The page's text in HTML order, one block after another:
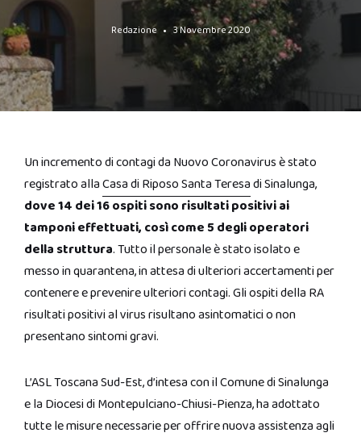
Redazione 3 Novembre 2020
Un incremento di contagi da Nuovo Coronavirus è stato
registrato allaCasa di Riposo Santa Teresadi Sinalunga,
dove 14 dei 16 ospiti sono risultati positivi ai
tamponi effettuati, così come 5 degli operatori
della struttura. Tutto il personale è stato isolato e
messo in quarantena, in attesa di ulteriori accertamenti per
contenere e prevenire ulteriori contagi. Gli ospiti della RA
risultati positivi al virus risultano asintomatici o non
presentano sintomi gravi.
L’ASL Toscana Sud-Est, d’intesa con il Comune di Sinalunga
e la Diocesi di Montepulciano-Chiusi-Pienza, ha adottato
tutte le misure necessarie per offrire nuova assistenza agli